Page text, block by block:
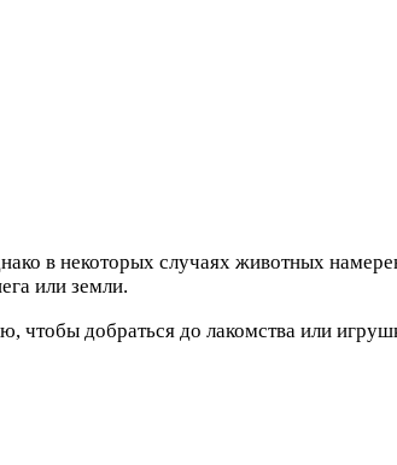
в некоторых случаях животных
или земли.
чтобы добраться до лакомства или